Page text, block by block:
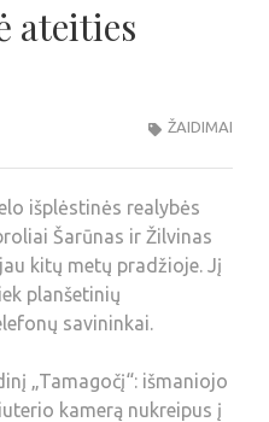
ateities
ŽAIDIMAI
išplėstinės realybės
Šarūnas ir Žilvinas
kitų metų pradžioje. Jį
planšetinių
savininkai.
„Tamagočį“: išmaniojo
kamerą nukreipus į